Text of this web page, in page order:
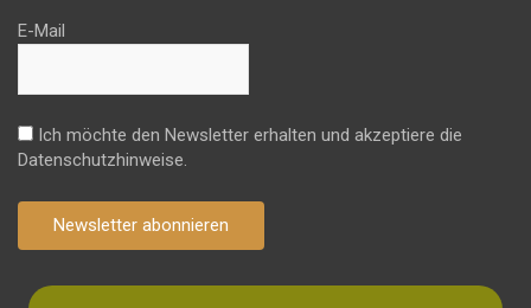
E-Mail
Ich möchte den Newsletter erhalten und akzeptiere die
Datenschutzhinweise.
Newsletter abonnieren